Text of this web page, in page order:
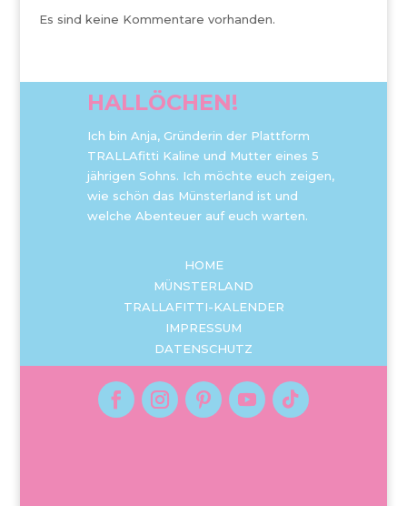
Es sind keine Kommentare vorhanden.
HALLÖCHEN!
Ich bin Anja, Gründerin der Plattform
TRALLAfitti Kaline und Mutter eines 5
jährigen Sohns. Ich möchte euch zeigen,
wie schön das Münsterland ist und
welche Abenteuer auf euch warten.
HOME
MÜNSTERLAND
TRALLAFITTI-KALENDER
IMPRESSUM
DATENSCHUTZ